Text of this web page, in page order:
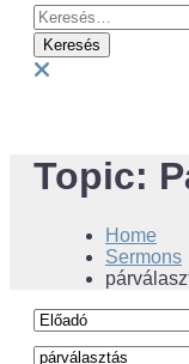
Keresés:
Topic:
Home
Sermons